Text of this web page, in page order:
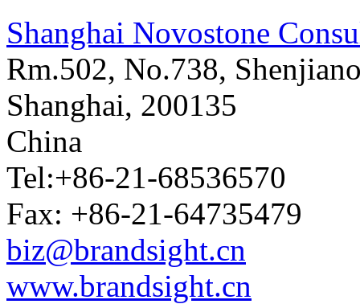
Shanghai Novostone
Rm.502, No.738,
Shanghai, 200135
China
Tel:+86-21-68536570
Fax: +86-21-64735479
biz@brandsight.cn
www.brandsight.cn